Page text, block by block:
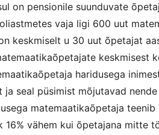
on pensionile suunduvate
vaja ligi 600 uut
keskmiselt u 30 uut õpetajat
keskmisest
haridusega
ja seal püsimist mõjutavad
matemaatikaõpetaja teenib
16% vähem kui õpetajana mitte